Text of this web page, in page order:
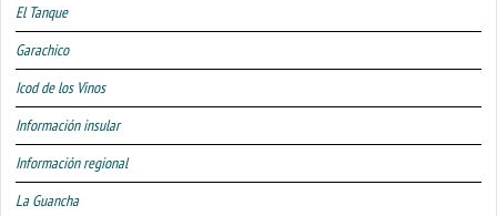
El Tanque
Garachico
Icod de los Vinos
Información insular
Información regional
La Guancha